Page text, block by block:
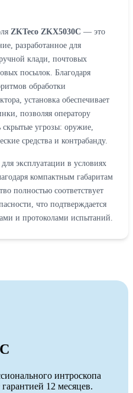
ZKTeco ZKX5030C — это
разработанное для
клади, почтовых
посылок. Благодаря
обработки
установка обеспечивает
позволяя оператору
угрозы: оружие,
средства и контрабанду.
эксплуатации в условиях
компактным габаритам
полностью соответствует
что подтверждается
и протоколами испытаний.
интроскопа
12 месяцев.